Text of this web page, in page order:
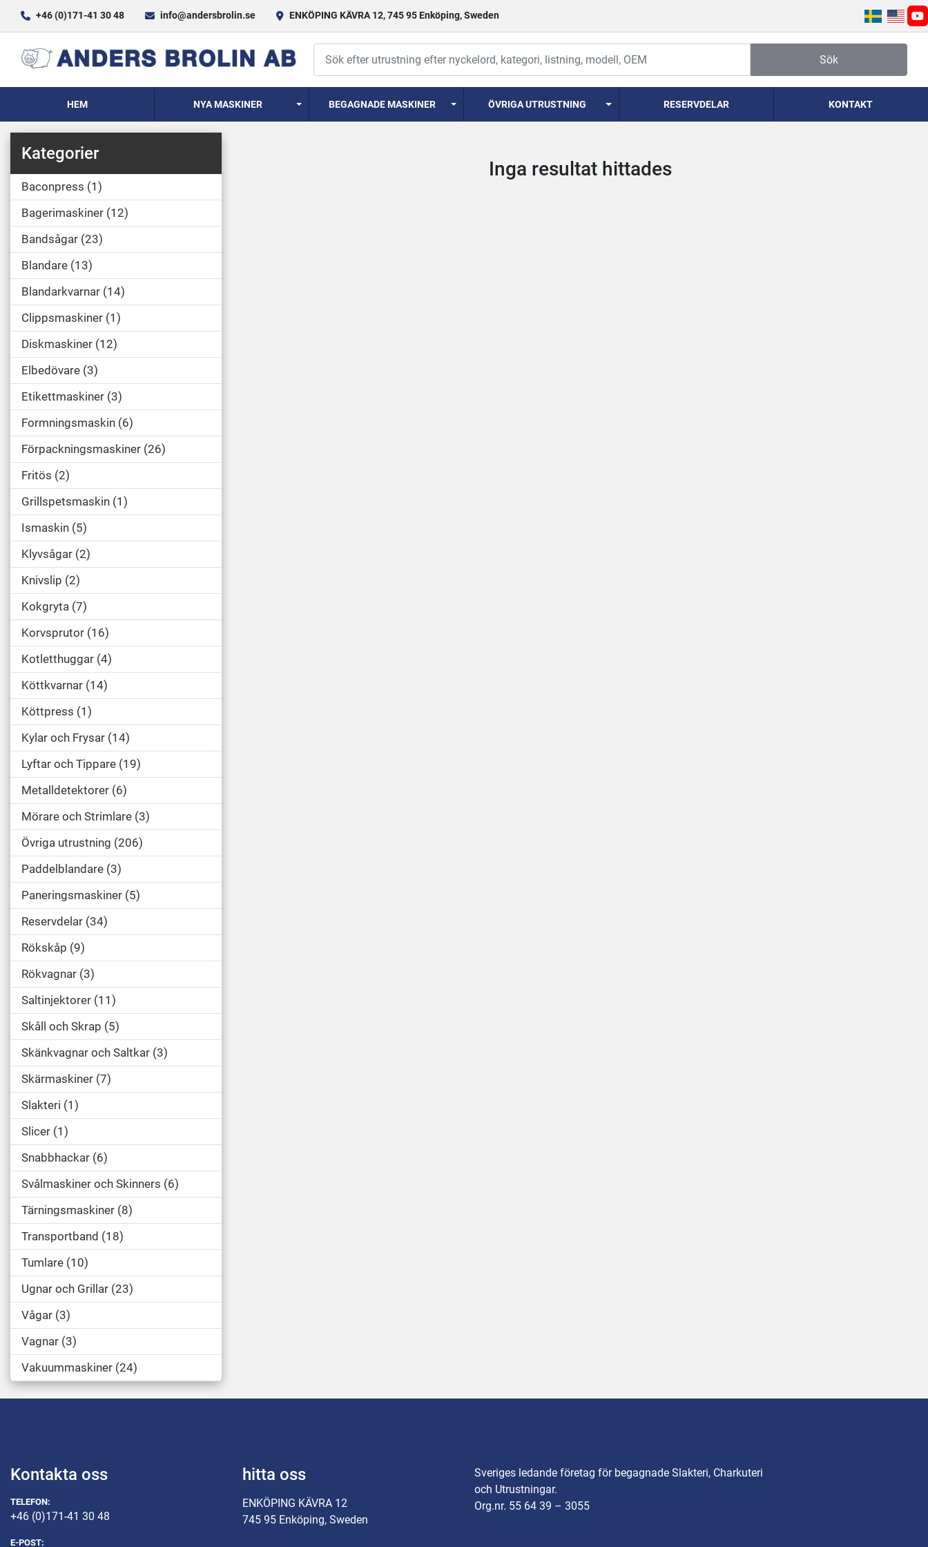
+46 (0)171-41 30 48 info@andersbrolin.se ENKÖPING KÄVRA 12, 745 95 Enköping, Sweden
Sök
HEM NYA MASKINER BEGAGNADE MASKINER ÖVRIGA UTRUSTNING RESERVDELAR KONTAKT
Kategorier
Baconpress 1
Bagerimaskiner 12
Bandsågar 23
Blandare 13
Blandarkvarnar 14
Clippsmaskiner 1
Diskmaskiner 12
Elbedövare 3
Etikettmaskiner 3
Formningsmaskin 6
Förpackningsmaskiner 26
Fritös 2
Grillspetsmaskin 1
Ismaskin 5
Klyvsågar 2
Knivslip 2
Kokgryta 7
Korvsprutor 16
Kotletthuggar 4
Köttkvarnar 14
Köttpress 1
Kylar och Frysar 14
Lyftar och Tippare 19
Metalldetektorer 6
Mörare och Strimlare 3
Övriga utrustning 206
Paddelblandare 3
Paneringsmaskiner 5
Reservdelar 34
Rökskåp 9
Rökvagnar 3
Saltinjektorer 11
Skåll och Skrap 5
Skänkvagnar och Saltkar 3
Skärmaskiner 7
Slakteri 1
Slicer 1
Snabbhackar 6
Svålmaskiner och Skinners 6
Tärningsmaskiner 8
Transportband
18
Tumlare 10
Ugnar och Grillar 23
Vågar 3
Vagnar 3
Vakuummaskiner 24
Inga resultat hittades
Kontakta oss
TELEFON:
+46 (0)171-41 30 48
E-POST:
hitta oss
ENKÖPING KÄVRA 12
745 95 Enköping, Sweden
Sveriges ledande företag för begagnade Slakteri, Charkuteri
och Utrustningar.
Org.nr. 55 64 39 – 3055